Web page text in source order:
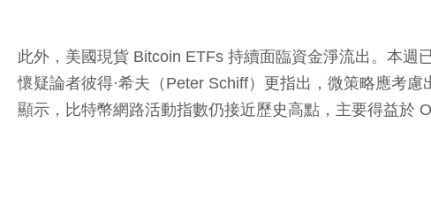
此外，美國現貨 Bitcoin ETFs 持續面臨資金淨流出。本
懷疑論者彼得·希夫（Peter Schiff）更指出，微策略應考
顯示，比特幣網路活動指數仍接近歷史高點，主要得益於